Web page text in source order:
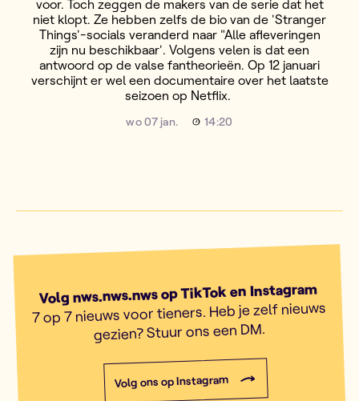
voor. Toch zeggen de makers van de serie dat het
niet klopt. Ze hebben zelfs de bio van de 'Stranger
Things'-socials veranderd naar "Alle afleveringen
zijn nu beschikbaar'. Volgens velen is dat een
antwoord op de valse fantheorieën. Op 12 januari
verschijnt er wel een documentaire over het laatste
seizoen op Netflix.
wo 07 jan. 14:20
Volg nws.nws.nws op TikTok en Instagram
7 op 7 nieuws voor tieners. Heb je zelf nieuws
gezien? Stuur ons een DM.
Volg ons op Instagram